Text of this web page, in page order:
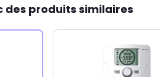
des produits similaires